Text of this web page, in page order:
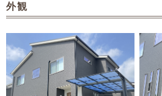
外観